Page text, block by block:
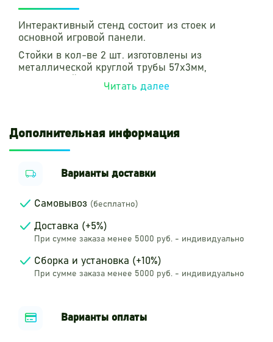
Интерактивный стенд состоит из стоек и
основной игровой панели.
Стойки в кол-ве 2 шт. изготовлены из
металлической круглой трубы 57х3мм,
окрашенной полимерным порошковым
покрытием, на которые с помощью хомутов 57
тиснённого с двух сторон трехслойного
прочность, стойкость цвета, устойчивость к
атмосферным осадкам.
С одной стороны панели расположено
для изучения собственного отражения с
различными выражениями эмоций, при этом
внимание. Вторая сторона панели имеет
тематику «Карта сокровищ» с тактильными
развивать мышление, внимание, речь, а также
Читать далее
Дополнительная информация
Варианты доставки
Самовывоз (бесплатно)
Доставка (+5%)
При сумме заказа менее 5000 руб. - индивидуально
Сборка и установка (+10%)
При сумме заказа менее 5000 руб. - индивидуально
Варианты оплаты